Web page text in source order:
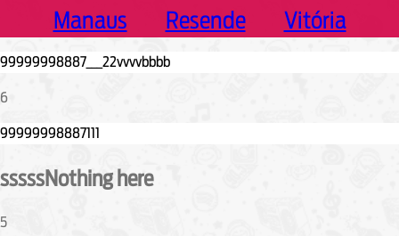
Manaus
Resende Vitória
6
sssssNothing here
5